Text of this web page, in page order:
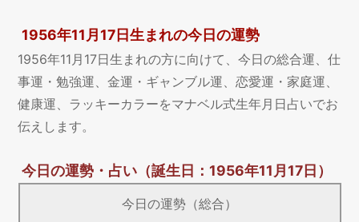
1956年11月17日生まれの今日の運勢
1956年11月17日生まれの方に向けて、今日の総合運、仕
事運・勉強運、金運・ギャンブル運、恋愛運・家庭運、
健康運、ラッキーカラーをマナベル式生年月日占いでお
伝えします。
今日の運勢・占い（誕生日：1956年11月17日）
今日の運勢（総合）